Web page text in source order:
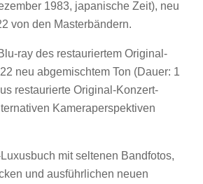
1983, japanische Zeit), neu
von den Masterbändern.
ray des restauriertem Original-
neu abgemischtem Ton (Dauer: 1
restaurierte Original-Konzert-
Kameraperspektiven
mit seltenen Bandfotos,
und ausführlichen neuen